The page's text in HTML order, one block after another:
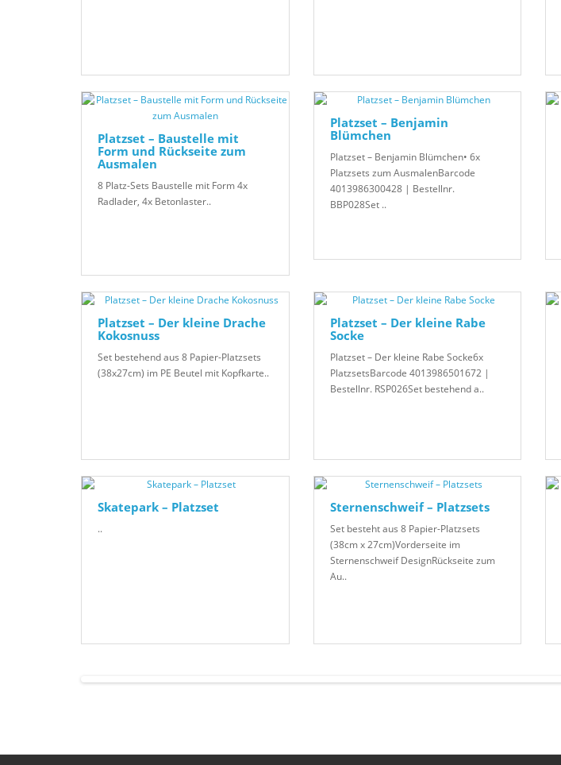
Platzset – Baustelle mit
Form und Rückseite zum
Ausmalen
8 Platz-Sets Baustelle mit Form 4x
Radlader, 4x Betonlaster..
Platzset – Benjamin
Blümchen
Platzset – Benjamin Blümchen• 6x
Platzsets zum AusmalenBarcode
4013986300428 | Bestellnr.
BBP028Set ..
Platzset – Der kleine Drache
Kokosnuss
Set bestehend aus 8 Papier-Platzsets
(38x27cm) im PE Beutel mit Kopfkarte..
Platzset – Der kleine Rabe
Socke
Platzset – Der kleine Rabe Socke6x
PlatzsetsBarcode 4013986501672 |
Bestellnr. RSP026Set bestehend a..
Skatepark – Platzset
..
Sternenschweif – Platzsets
Set besteht aus 8 Papier-Platzsets
(38cm x 27cm)Vorderseite im
Sternenschweif DesignRückseite zum
Au..